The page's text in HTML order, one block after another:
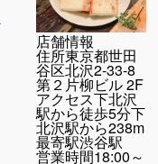
店舗情報
住所東京都世田
谷区北沢2-33-8
第２片柳ビル 2F
アクセス下北沢
駅から徒歩5分下
北沢駅から238m
最寄駅渋谷駅
営業時間18:00～